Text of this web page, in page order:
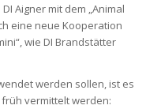
Aigner mit dem „Animal
eine neue Kooperation
wie DI Brandstätter
werden sollen, ist es
vermittelt werden: